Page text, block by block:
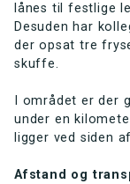
lånes til festlige
Desuden har
der opsat tre
skuffe.
I området er der
under en
ligger ved siden
Afstand og